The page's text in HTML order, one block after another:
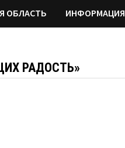
ОБЛАСТЬ ИНФОРМАЦИЯ
РАДОСТЬ»